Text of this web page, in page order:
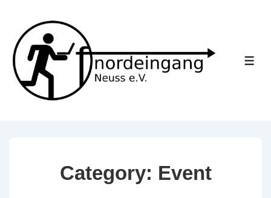
Main
Content
Category: Event